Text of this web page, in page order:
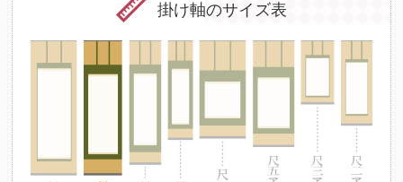
掛け軸のサイズ表